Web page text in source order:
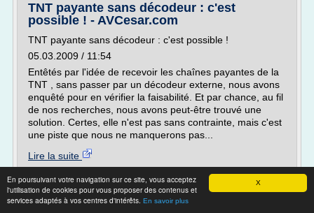
X
En poursuivant votre navigation sur ce site, vous acceptez
l'utilisation de cookies pour vous proposer des contenus et
services adaptés à vos centres d'intérêts. En savoir plus
TNT payante sans décodeur : c'est
possible ! - AVCesar.com
TNT payante sans décodeur : c'est possible !
05.03.2009 / 11:54
Entêtés par l'idée de recevoir les chaînes payantes de la
TNT , sans passer par un décodeur externe, nous avons
enquêté pour en vérifier la faisabilité. Et par chance, au fil
de nos recherches, nous avons peut-être trouvé une
solution. Certes, elle n'est pas sans contrainte, mais c'est
une piste que nous ne manquerons pas...
Lire la suite
Site :http://www.avcesar.com
Thèmes liés :decodeur tnt chaine payante